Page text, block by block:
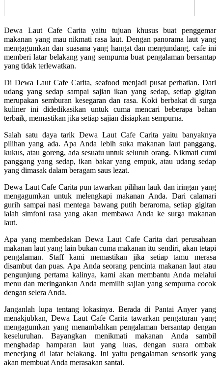
Dewa Laut Cafe Carita yaitu tujuan khusus buat penggemar
makanan yang mau nikmati rasa laut. Dengan panorama laut yang
mengagumkan dan suasana yang hangat dan mengundang, cafe ini
memberi latar belakang yang sempurna buat pengalaman bersantap
yang tidak terlewatkan.
Di Dewa Laut Cafe Carita, seafood menjadi pusat perhatian. Dari
udang yang sedap sampai sajian ikan yang sedap, setiap gigitan
merupakan semburan kesegaran dan rasa. Koki berbakat di surga
kuliner ini didedikasikan untuk cuma mencari beberapa bahan
terbaik, memastikan jika setiap sajian disiapkan sempurna.
Salah satu daya tarik Dewa Laut Cafe Carita yaitu banyaknya
pilihan yang ada. Apa Anda lebih suka makanan laut panggang,
kukus, atau goreng, ada sesuatu untuk seluruh orang. Nikmati cumi
panggang yang sedap, ikan bakar yang empuk, atau udang sedap
yang dimasak dalam beragam saus lezat.
Dewa Laut Cafe Carita pun tawarkan pilihan lauk dan iringan yang
mengagumkan untuk melengkapi makanan Anda. Dari calamari
gurih sampai nasi mentega bawang putih beraroma, setiap gigitan
ialah simfoni rasa yang akan membawa Anda ke surga makanan
laut.
Apa yang membedakan Dewa Laut Cafe Carita dari perusahaan
makanan laut yang lain bukan cuma makanan itu sendiri, akan tetapi
pengalaman. Staff kami memastikan jika setiap tamu merasa
disambut dan puas. Apa Anda seorang pencinta makanan laut atau
pengunjung pertama kalinya, kami akan membantu Anda melalui
menu dan meringankan Anda memilih sajian yang sempurna cocok
dengan selera Anda.
Janganlah lupa tentang lokasinya. Berada di Pantai Anyer yang
menakjubkan, Dewa Laut Cafe Carita tawarkan pengaturan yang
mengagumkan yang menambahkan pengalaman bersantap dengan
keseluruhan. Bayangkan menikmati makanan Anda sambil
menghadap hamparan laut yang luas, dengan suara ombak
menerjang di latar belakang. Ini yaitu pengalaman sensorik yang
akan membuat Anda merasakan santai.